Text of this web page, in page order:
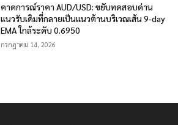
คาดการณ์ราคา AUD/USD: ขยับทดสอบด่าน
แนวรับเดิมที่กลายเป็นแนวต้านบริเวณเส้น 9-day
EMA ใกล้ระดับ 0.6950
กรกฎาคม 14, 2026